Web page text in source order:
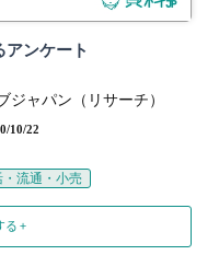
アンケート
ジャパン（リサーチ）
10/22
・流通・小売
る +